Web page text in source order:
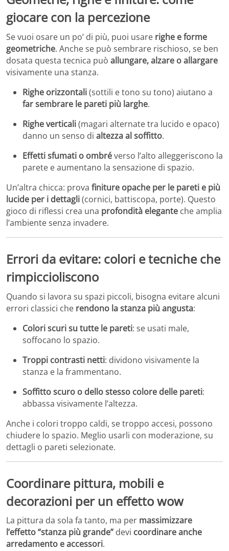
giocare con la percezione
Se vuoi osare un po’ di più, puoi usare righe e forme
geometriche. Anche se può sembrare rischioso, se ben
dosata questa tecnica può allungare, alzare o allargare
visivamente una stanza.
Righe orizzontali(sottili e tono su tono) aiutano a
far sembrare le pareti più larghe.
Righe verticali(magari alternate tra lucido e opaco)
danno un senso di altezza al soffitto.
Effetti sfumati o ombréverso l’alto alleggeriscono la
parete e aumentano la sensazione di spazio.
Un’altra chicca: prova finiture opache per le pareti e più
lucide per i dettagli(cornici, battiscopa, porte). Questo
gioco di riflessi crea una profondità elegante che amplia
l’ambiente senza invadere.
Errori da evitare: colori e tecniche che
rimpiccioliscono
Quando si lavora su spazi piccoli, bisogna evitare alcuni
errori classici che rendono la stanza più angusta:
Colori scuri su tutte le pareti: se usati male,
soffocano lo spazio.
Troppi contrasti netti: dividono visivamente la
stanza e la frammentano.
Soffitto scuro o dello stesso colore delle pareti:
abbassa visivamente l’altezza.
Anche i colori troppo caldi, se troppo accesi, possono
chiudere lo spazio. Meglio usarli con moderazione, su
dettagli o pareti selezionate.
Coordinare pittura, mobili e
decorazioni per un effetto wow
La pittura da sola fa tanto, ma per massimizzare
l’effetto “stanza più grande” devi coordinare anche
arredamento e accessori.